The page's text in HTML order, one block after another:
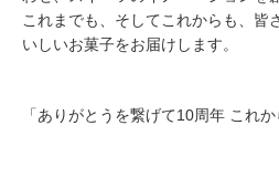
これまでも、そしてこれからも、皆
いしいお菓子をお届けします。
「ありがとうを繋げて10周年 これ